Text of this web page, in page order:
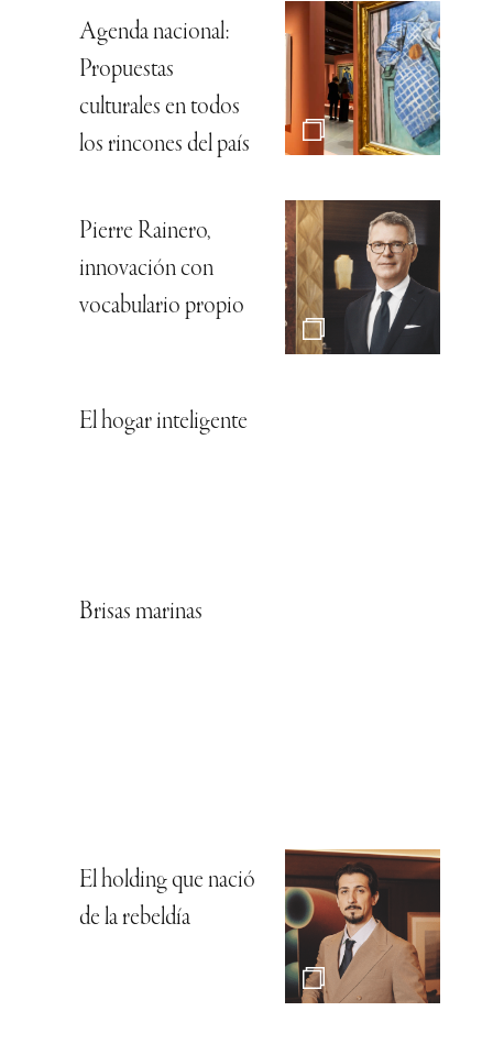
Agenda nacional:
Propuestas
culturales en todos
los rincones del país
Pierre Rainero,
innovación con
vocabulario propio
El hogar inteligente
Brisas marinas
El holding que nació
de la rebeldía